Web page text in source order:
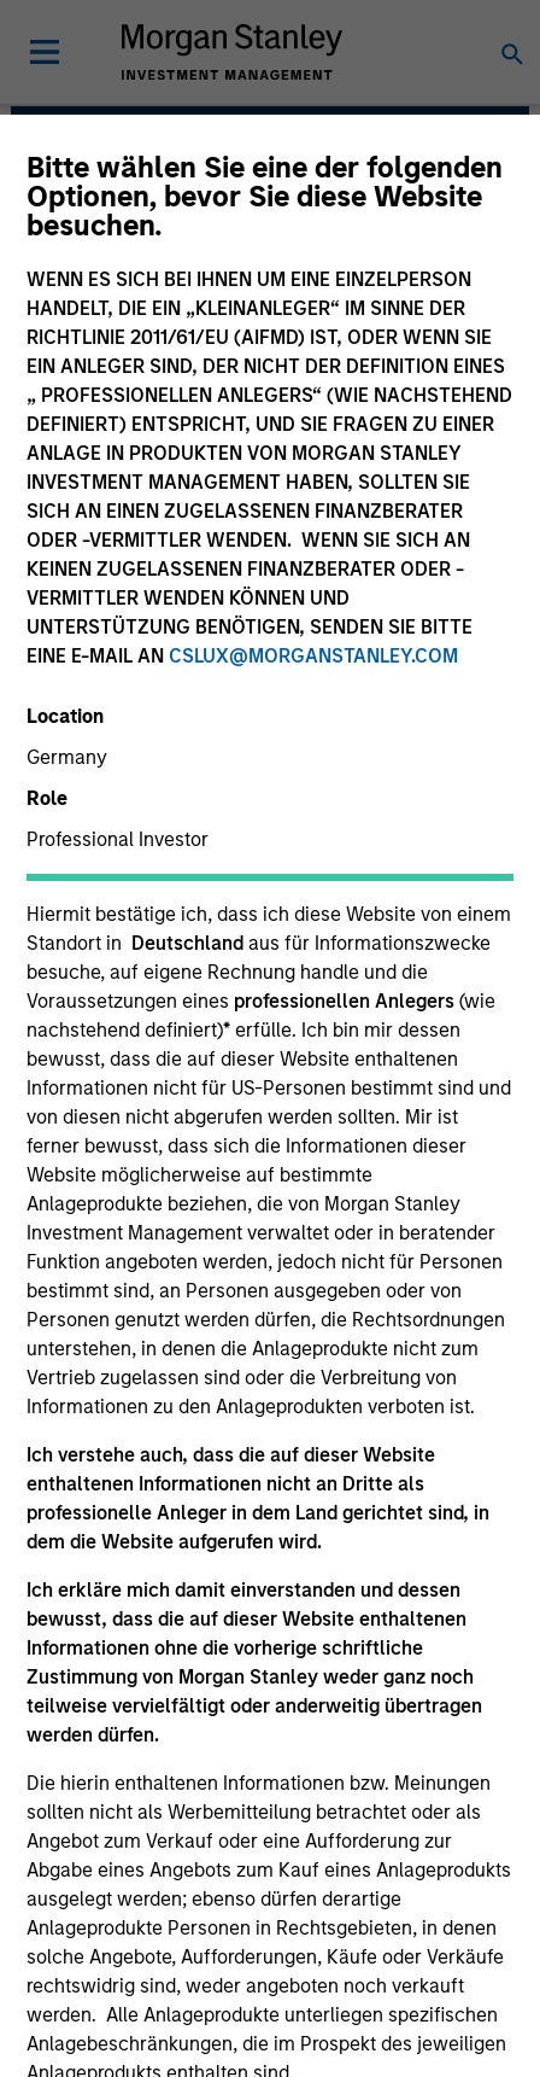
Bitte wählen Sie eine der folgenden
Optionen, bevor Sie diese Website
besuchen.
WENN ES SICH BEI IHNEN UM EINE EINZELPERSON
HANDELT, DIE EIN „KLEINANLEGER“ IM SINNE DER
RICHTLINIE 2011/61/EU (AIFMD) IST, ODER WENN SIE
EIN ANLEGER SIND, DER NICHT DER DEFINITION EINES
„ PROFESSIONELLEN ANLEGERS“ (WIE NACHSTEHEND
DEFINIERT) ENTSPRICHT, UND SIE FRAGEN ZU EINER
ANLAGE IN PRODUKTEN VON MORGAN STANLEY
INVESTMENT MANAGEMENT HABEN, SOLLTEN SIE
SICH AN EINEN ZUGELASSENEN FINANZBERATER
ODER -VERMITTLER WENDEN. WENN SIE SICH AN
KEINEN ZUGELASSENEN FINANZBERATER ODER -
VERMITTLER WENDEN KÖNNEN UND
UNTERSTÜTZUNG BENÖTIGEN, SENDEN SIE BITTE
EINE E-MAIL AN CSLUX@MORGANSTANLEY.COM
Location
Germany
Role
Professional Investor
Hiermit bestätige ich, dass ich diese Website von einem
Standort in Deutschland aus für Informationszwecke
besuche, auf eigene Rechnung handle und die
Voraussetzungen eines professionellen Anlegers(wie
nachstehend definiert)* erfülle. Ich bin mir dessen
bewusst, dass die auf dieser Website enthaltenen
Informationen nicht für US-Personen bestimmt sind und
von diesen nicht abgerufen werden sollten. Mir ist
ferner bewusst, dass sich die Informationen dieser
Website möglicherweise auf bestimmte
Anlageprodukte beziehen, die von Morgan Stanley
Investment Management verwaltet oder in beratender
Funktion angeboten werden, jedoch nicht für Personen
bestimmt sind, an Personen ausgegeben oder von
Personen genutzt werden dürfen, die Rechtsordnungen
unterstehen, in denen die Anlageprodukte nicht zum
Vertrieb zugelassen sind oder die Verbreitung von
Informationen zu den Anlageprodukten verboten ist.
Ich verstehe auch, dass die auf dieser Website
enthaltenen Informationen nicht an Dritte als
professionelle Anleger in dem Land gerichtet sind, in
dem die Website aufgerufen wird.
Ich erkläre mich damit einverstanden und dessen
bewusst, dass die auf dieser Website enthaltenen
Informationen ohne die vorherige schriftliche
Zustimmung von Morgan Stanley weder ganz noch
teilweise vervielfältigt oder anderweitig übertragen
werden dürfen.
Die hierin enthaltenen Informationen bzw. Meinungen
sollten nicht als Werbemitteilung betrachtet oder als
Angebot zum Verkauf oder eine Aufforderung zur
Abgabe eines Angebots zum Kauf eines Anlageprodukts
ausgelegt werden; ebenso dürfen derartige
Anlageprodukte Personen in Rechtsgebieten, in denen
solche Angebote, Aufforderungen, Käufe oder Verkäufe
rechtswidrig sind, weder angeboten noch verkauft
werden. Alle Anlageprodukte unterliegen spezifischen
Anlagebeschränkungen, die im Prospekt des jeweiligen
Morgan Stanley India
Infrastructure Partners
Strategy
We believe what sets us apart is our deep network of
proven relationships in India and our multi-cycle
experience in identifying emerging infrastructure
themes and partnering with capable sponsors.
proposition to address a substantial investment
opportunity. We combine a senior team that has
worked together and invested in Indian infrastructure
since 2002 with Morgan Stanley’s “best-in-class”
global practices.
Against a backdrop of improving macroeconomic
trends and a highly favorable demographic dividend
driven by one of the world’s youngest populations, we
see compelling investment opportunities across
multiple infrastructure sectors in India. A reform-
oriented government is improving the ease with which
business in the country and foreign direct investment
(FDI) inflows are at historic highs.
Meet the Team
Shyamsundar Gurumoorthy
Managing Director
Luis Miranda
Senior Advisor, India Infrastructure